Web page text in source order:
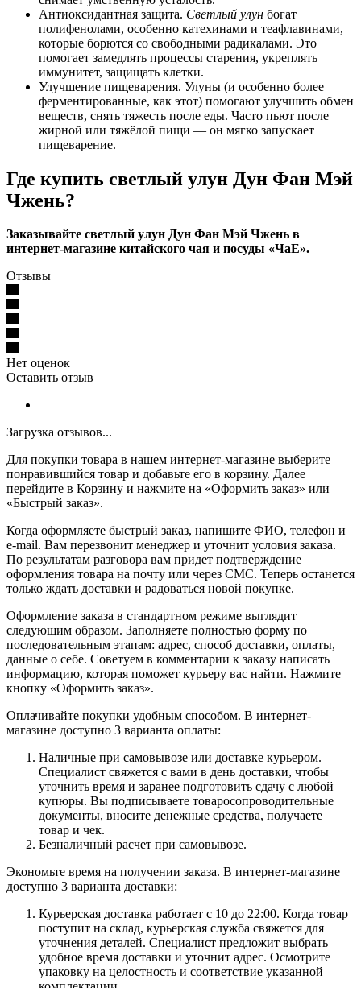
Антиоксидантная защита. Светлый улун богат
полифенолами, особенно катехинами и теафлавинами,
которые борются со свободными радикалами. Это
помогает замедлять процессы старения, укреплять
иммунитет, защищать клетки.
Улучшение пищеварения. Улуны (и особенно более
ферментированные, как этот) помогают улучшить обмен
веществ, снять тяжесть после еды. Часто пьют после
жирной или тяжёлой пищи — он мягко запускает
пищеварение.
Где купить светлый улун Дун Фан Мэй
Чжень?
Заказывайте светлый улун Дун Фан Мэй Чжень в
интернет-магазине китайского чая и посуды «ЧаЕ».
Отзывы
Нет оценок
Оставить отзыв
Загрузка отзывов...
Для покупки товара в нашем интернет-магазине выберите
понравившийся товар и добавьте его в корзину. Далее
перейдите в Корзину и нажмите на «Оформить заказ» или
«Быстрый заказ».
Когда оформляете быстрый заказ, напишите ФИО, телефон и
e-mail. Вам перезвонит менеджер и уточнит условия заказа.
По результатам разговора вам придет подтверждение
оформления товара на почту или через СМС. Теперь останется
только ждать доставки и радоваться новой покупке.
Оформление заказа в стандартном режиме выглядит
следующим образом. Заполняете полностью форму по
последовательным этапам: адрес, способ доставки, оплаты,
данные о себе. Советуем в комментарии к заказу написать
информацию, которая поможет курьеру вас найти. Нажмите
кнопку «Оформить заказ».
Оплачивайте покупки удобным способом. В интернет-
магазине доступно 3 варианта оплаты:
Наличные при самовывозе или доставке курьером.
Специалист свяжется с вами в день доставки, чтобы
уточнить время и заранее подготовить сдачу с любой
купюры. Вы подписываете товаросопроводительные
документы, вносите денежные средства, получаете
товар и чек.
Безналичный расчет при самовывозе.
Экономьте время на получении заказа. В интернет-магазине
доступно 3 варианта доставки:
Курьерская доставка работает с 10 до 22:00. Когда товар
поступит на склад, курьерская служба свяжется для
уточнения деталей. Специалист предложит выбрать
удобное время доставки и уточнит адрес. Осмотрите
упаковку на целостность и соответствие указанной